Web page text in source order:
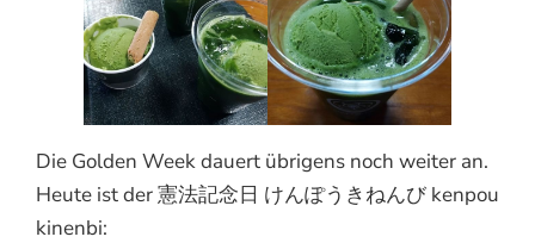
Die Golden Week dauert übrigens noch weiter an.
Heute ist der 憲法記念日 けんぽうきねんび kenpou
kinenbi: